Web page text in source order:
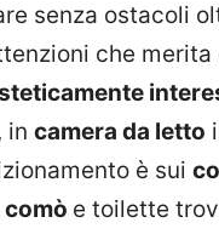
senza ostacoli
che merita
in camera da letto
è sui
comò e toilette